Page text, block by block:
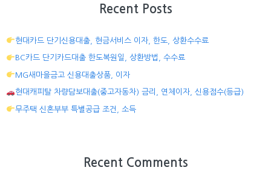
Recent Posts
현대카드 단기신용대출, 현금서비스 이자, 한도, 상환수수료
BC카드 단기카드대출 한도복원일, 상환방법, 수수료
MG새마을금고 신용대출상품, 이자
현대캐피탈 차량담보대출(중고자동차) 금리, 연체이자, 신용점수(등급)
무주택 신혼부부 특별공급 조건, 소득
Recent Comments